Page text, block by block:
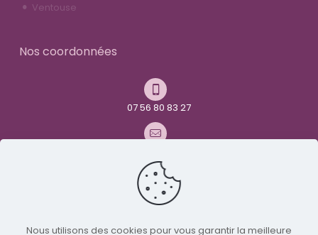
Ventouse
Nos coordonnées
07 56 80 83 27
Avenue René Maurice Simonet
Nous utilisons des cookies pour vous garantir la meilleure